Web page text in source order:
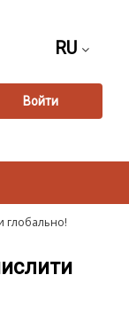
RU
Войти
глобально!